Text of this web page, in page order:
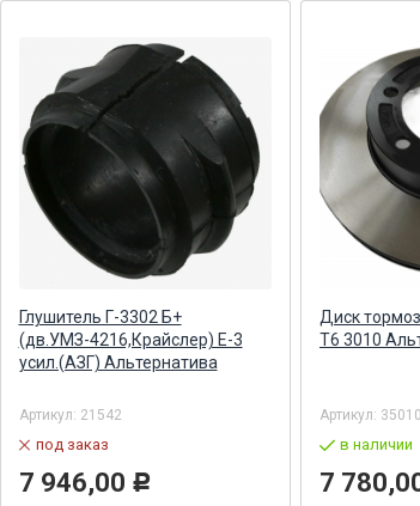
Глушитель Г-3302 Б+
(дв.УМЗ-4216,Крайслер) Е-3
усил.(АЗГ) Альтернатива
Артикул: 21542
под заказ
7 946,00 Р
Диск
Т6 3010
Артикул:
в наличии
7